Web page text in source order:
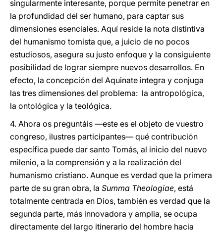
singularmente interesante, porque permite penetrar en
la profundidad del ser humano, para captar sus
dimensiones esenciales. Aquí reside la nota distintiva
del humanismo tomista que, a juicio de no pocos
estudiosos, asegura su justo enfoque y la consiguiente
posibilidad de lograr siempre nuevos desarrollos. En
efecto, la concepción del Aquinate integra y conjuga
las tres dimensiones del problema: la antropológica,
la ontológica y la teológica.
4. Ahora os preguntáis —este es el objeto de vuestro
congreso, ilustres participantes— qué contribución
específica puede dar santo Tomás, al inicio del nuevo
milenio, a la comprensión y a la realización del
humanismo cristiano. Aunque es verdad que la primera
parte de su gran obra, la Summa Theologiae, está
totalmente centrada en Dios, también es verdad que la
segunda parte, más innovadora y amplia, se ocupa
directamente del largo itinerario del hombre hacia